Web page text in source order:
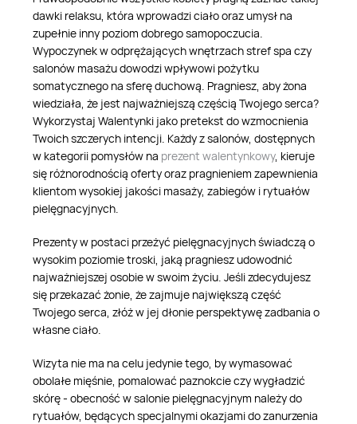
dawki relaksu, która wprowadzi ciało oraz umysł na
zupełnie inny poziom dobrego samopoczucia.
Wypoczynek w odprężających wnętrzach stref spa czy
salonów masażu dowodzi wpływowi pożytku
somatycznego na sferę duchową. Pragniesz, aby żona
wiedziała, że jest najważniejszą częścią Twojego serca?
Wykorzystaj Walentynki jako pretekst do wzmocnienia
Twoich szczerych intencji. Każdy z salonów, dostępnych
w kategorii pomysłów na prezent walentynkowy, kieruje
się różnorodnością oferty oraz pragnieniem zapewnienia
klientom wysokiej jakości masaży, zabiegów i rytuałów
pielęgnacyjnych.
Prezenty w postaci przeżyć pielęgnacyjnych świadczą o
wysokim poziomie troski, jaką pragniesz udowodnić
najważniejszej osobie w swoim życiu. Jeśli zdecydujesz
się przekazać żonie, że zajmuje największą część
Twojego serca, złóż w jej dłonie perspektywę zadbania o
własne ciało.
Wizyta nie ma na celu jedynie tego, by wymasować
obolałe mięśnie, pomalować paznokcie czy wygładzić
skórę - obecność w salonie pielęgnacyjnym należy do
rytuałów, będących specjalnymi okazjami do zanurzenia